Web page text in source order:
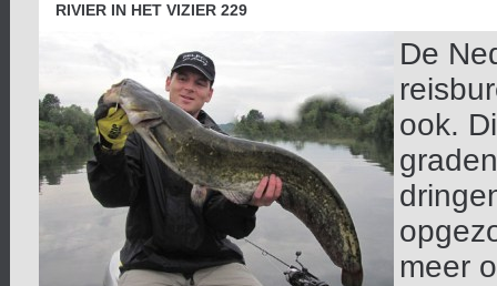
RIVIER IN HET VIZIER 229
De
ook.
meer